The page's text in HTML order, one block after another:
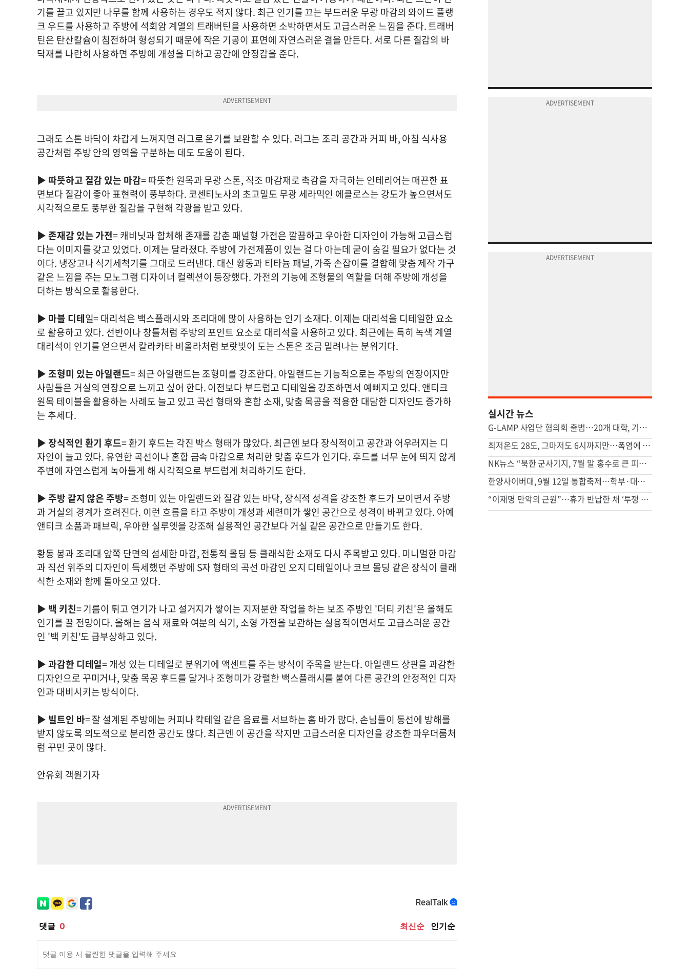
기를 끌고 있지만 나무를 함께 사용하는 경우도 적지 않다. 최근 인기를 끄는 부드러운 무광 마감의 와이드 플랭
크 우드를 사용하고 주방에 석회암 계열의 트래버틴을 사용하면 소박하면서도 고급스러운 느낌을 준다. 트래버
틴은 탄산칼슘이 침전하며 형성되기 때문에 작은 기공이 표면에 자연스러운 결을 만든다. 서로 다른 질감의 바
닥재를 나란히 사용하면 주방에 개성을 더하고 공간에 안정감을 준다.
그래도 스톤 바닥이 차갑게 느껴지면 러그로 온기를 보완할 수 있다. 러그는 조리 공간과 커피 바, 아침 식사용
공간처럼 주방 안의 영역을 구분하는 데도 도움이 된다.
▶ 따뜻하고 질감 있는 마감= 따뜻한 원목과 무광 스톤, 직조 마감재로 촉감을 자극하는 인테리어는 매끈한 표
면보다 질감이 좋아 표현력이 풍부하다. 코센티노사의 초고밀도 무광 세라믹인 에클로스는 강도가 높으면서도
시각적으로도 풍부한 질감을 구현해 각광을 받고 있다.
▶존재감 있는 가전= 캐비닛과 합체해 존재를 감춘 패널형 가전은 깔끔하고 우아한 디자인이 가능해 고급스럽
다는 이미지를 갖고 있었다. 이제는 달라졌다. 주방에 가전제품이 있는 걸 다 아는데 굳이 숨길 필요가 없다는 것
이다. 냉장고나 식기세척기를 그대로 드러낸다. 대신 황동과 티타늄 패널, 가죽 손잡이를 결합해 맞춤 제작 가구
같은 느낌을 주는 모노그램 디자이너 컬렉션이 등장했다. 가전의 기능에 조형물의 역할을 더해 주방에 개성을
더하는 방식으로 활용한다.
▶ 마블 디테일= 대리석은 백스플래시와 조리대에 많이 사용하는 인기 소재다. 이제는 대리석을 디테일한 요소
로 활용하고 있다. 선반이나 창틀처럼 주방의 포인트 요소로 대리석을 사용하고 있다. 최근에는 특히 녹색 계열
대리석이 인기를 얻으면서 칼라카타 비올라처럼 보랏빛이 도는 스톤은 조금 밀려나는 분위기다.
▶조형미 있는 아일랜드= 최근 아일랜드는 조형미를 강조한다. 아일랜드는 기능적으로는 주방의 연장이지만
사람들은 거실의 연장으로 느끼고 싶어 한다. 이전보다 부드럽고 디테일을 강조하면서 예뻐지고 있다. 앤티크
원목 테이블을 활용하는 사례도 늘고 있고 곡선 형태와 혼합 소재, 맞춤 목공을 적용한 대담한 디자인도 증가하
는 추세다.
▶장식적인 환기 후드= 환기 후드는 각진 박스 형태가 많았다. 최근엔 보다 장식적이고 공간과 어우러지는 디
자인이 늘고 있다. 유연한 곡선이나 혼합 금속 마감으로 처리한 맞춤 후드가 인기다. 후드를 너무 눈에 띄지 않게
주변에 자연스럽게 녹아들게 해 시각적으로 부드럽게 처리하기도 한다.
▶주방 같지 않은 주방= 조형미 있는 아일랜드와 질감 있는 바닥, 장식적 성격을 강조한 후드가 모이면서 주방
과 거실의 경계가 흐려진다. 이런 흐름을 타고 주방이 개성과 세련미가 쌓인 공간으로 성격이 바뀌고 있다. 아예
앤티크 소품과 패브릭, 우아한 실루엣을 강조해 실용적인 공간보다 거실 같은 공간으로 만들기도 한다.
황동 봉과 조리대 앞쪽 단면의 섬세한 마감, 전통적 몰딩 등 클래식한 소재도 다시 주목받고 있다. 미니멀한 마감
과 직선 위주의 디자인이 득세했던 주방에 S자 형태의 곡선 마감인 오지 디테일이나 코브 몰딩 같은 장식이 클래
식한 소재와 함께 돌아오고 있다.
▶ 백 키친= 기름이 튀고 연기가 나고 설거지가 쌓이는 지저분한 작업을 하는 보조 주방인 '더티 키친'은 올해도
인기를 끌 전망이다. 올해는 음식 재료와 여분의 식기, 소형 가전을 보관하는 실용적이면서도 고급스러운 공간
인 '백 키친'도 급부상하고 있다.
▶과감한 디테일= 개성 있는 디테일로 분위기에 액센트를 주는 방식이 주목을 받는다. 아일랜드 상판을 과감한
디자인으로 꾸미거나, 맞춤 목공 후드를 달거나 조형미가 강렬한 백스플래시를 붙여 다른 공간의 안정적인 디자
인과 대비시키는 방식이다.
▶ 빌트인 바= 잘 설계된 주방에는 커피나 칵테일 같은 음료를 서브하는 홈 바가 많다. 손님들이 동선에 방해를
받지 않도록 의도적으로 분리한 공간도 많다. 최근엔 이 공간을 작지만 고급스러운 디자인을 강조한 파우더룸처
럼 꾸민 곳이 많다.
안유회 객원기자
실시간 뉴스
G-LAMP 사업단 협의회 출범…20개 대학, 기초과학 연구 힘 모은다
최저온도 28도, 그마저도 6시까지만…폭염에 시름하는 관공서
NK뉴스 “북한 군사기지, 7월 말 홍수로 큰 피해…주택 수백채 파괴”
한양사이버대, 9월 12일 통합축제…학부·대학원생 한자리에
“이재명 만악의 근원”…휴가 반납한 채 ‘투쟁 올인’하는 장동혁